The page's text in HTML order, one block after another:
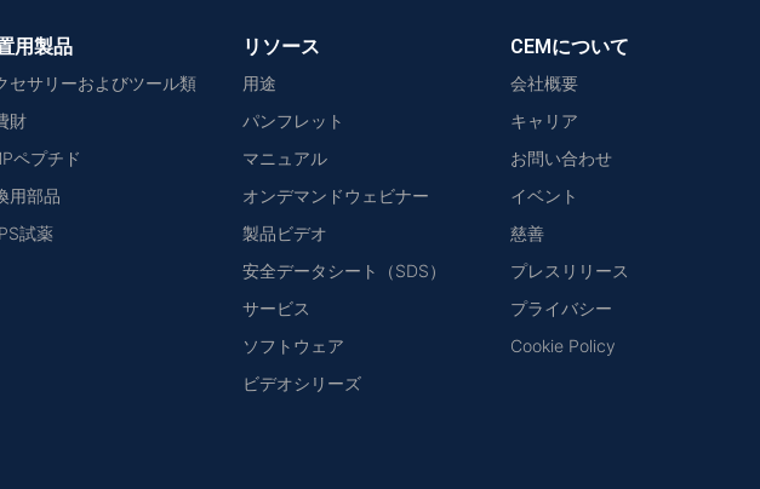
用製品
セサリーおよびツール類
財
ペプチド
用部品
試薬
リソース
用途
パンフレット
マニュアル
オンデマンドウェビナー
製品ビデオ
安全データシート（SDS）
サービス
ソフトウェア
ビデオシリーズ
CEMについて
会社概要
キャリア
お問い合わせ
イベント
慈善
プレスリリース
プライバシー
Cookie Policy